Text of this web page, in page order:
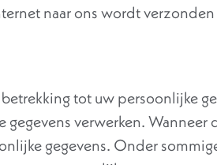
naar ons wordt
tot uw persoonlijke
verwerken. Wanneer
gegevens. Onder